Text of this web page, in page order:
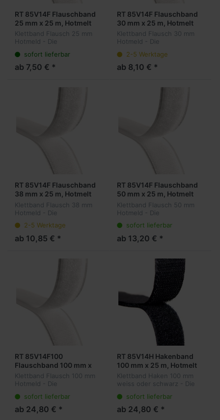
RT 85V14F Flauschband
25 mm x 25 m, Hotmelt
Klettband Flausch 25 mm
Hotmeld - Die
zu permanenten
Befestigungsmethoden.
Winzige Haken auf der
sofort lieferbar
ab 7,50 € *
RT 85V14F Flauschband
30 mm x 25 m, Hotmelt
Klettband Flausch 30 mm
Hotmeld - Die
zu permanenten
Befestigungsmethoden.
Winzige Haken auf der
2-5 Werktage
ab 8,10 € *
RT 85V14F Flauschband
38 mm x 25 m, Hotmelt
Klettband Flausch 38 mm
Hotmeld - Die
zu permanenten
Befestigungsmethoden.
Winzige Haken auf der
2-5 Werktage
ab 10,85 € *
RT 85V14F Flauschband
50 mm x 25 m, Hotmelt
Klettband Flausch 50 mm
Hotmeld - Die
zu permanenten
Befestigungsmethoden.
Winzige Haken auf der
sofort lieferbar
ab 13,20 € *
RT 85V14F100
Flauschband 100 mm x
25 m, Hotmelt
Klettband Flausch 100 mm
Hotmeld - Die
zu permanenten
Befestigungsmethoden.
Winzige Haken auf der
sofort lieferbar
ab 24,80 € *
RT 85V14H Hakenband
100 mm x 25 m, Hotmelt
Klettband Haken 100 mm
weiss oder schwarz - Die
zu permanenten
Befestigungsmethoden.
Winzige Haken auf der
sofort lieferbar
ab 24,80 € *